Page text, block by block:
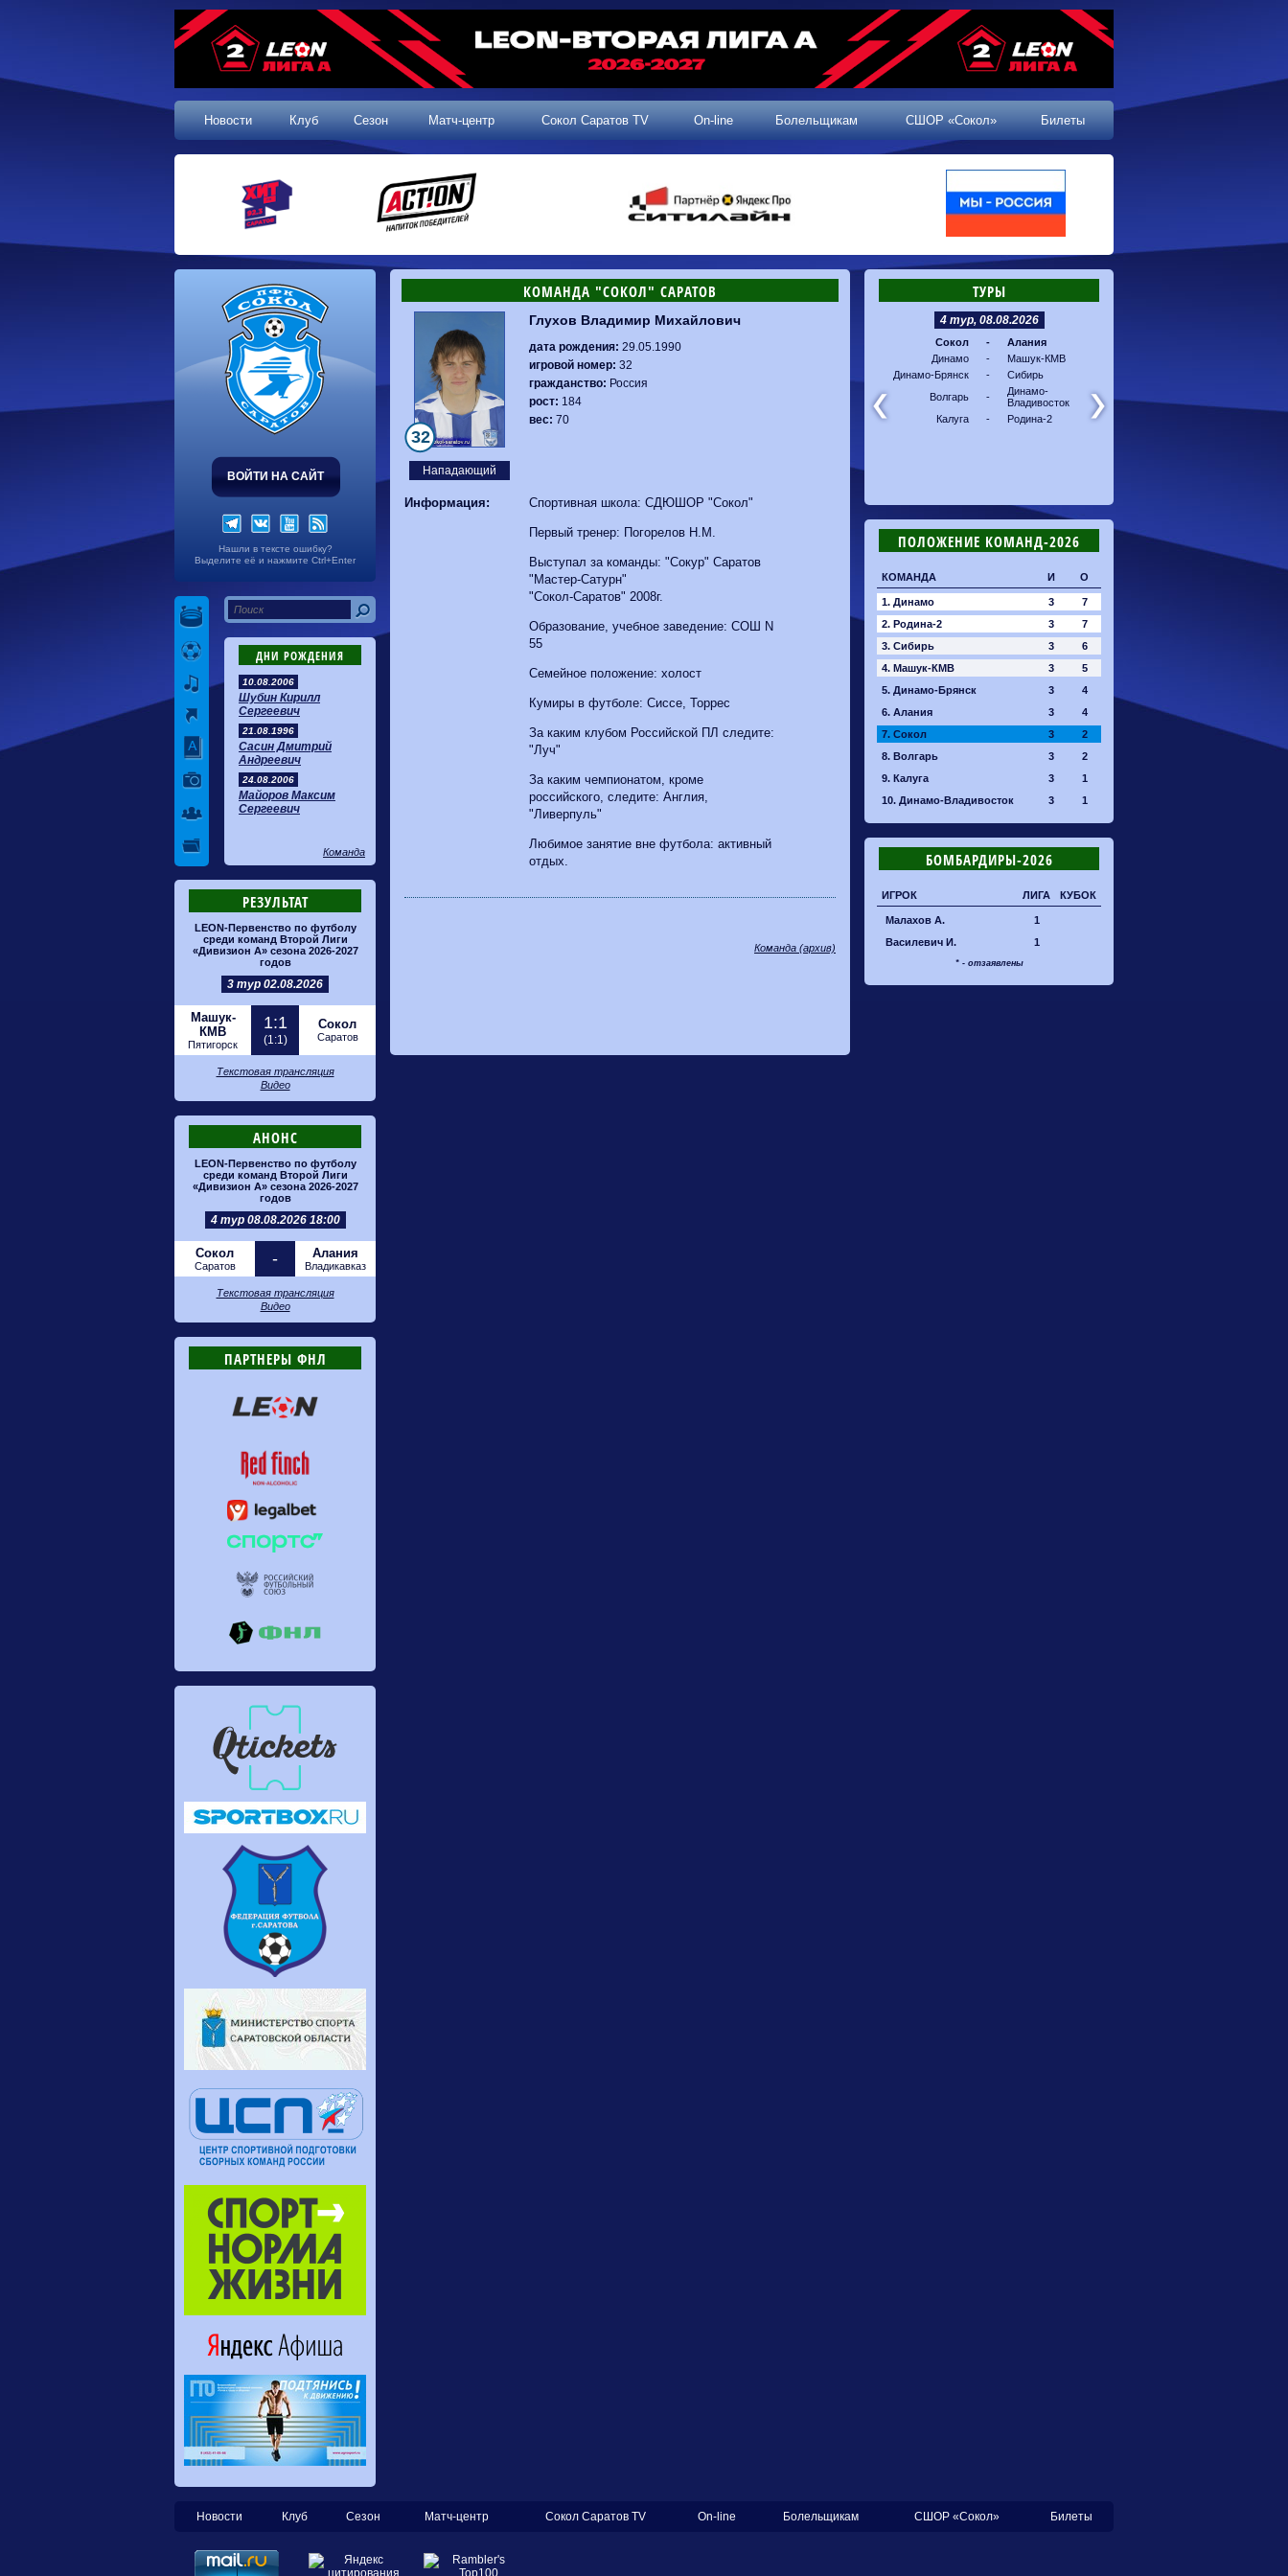
Новости Клуб Сезон Матч-центр Сокол Саратов TV On-line Болельщикам СШОР «Сокол» Билеты
ВОЙТИ НА САЙТ
Нашли в тексте ошибку?
Выделите её и нажмите Ctrl+Enter
ДНИ РОЖДЕНИЯ
10.08.2006
Шубин Кирилл
Сергеевич
21.08.1996
Сасин Дмитрий
Андреевич
24.08.2006
Майоров Максим
Сергеевич
Команда
РЕЗУЛЬТАТ
LEON-Первенство по футболу
среди команд Второй Лиги
«Дивизион А» сезона 2026-2027
годов
3 тур 02.08.2026
Машук-
КМВ
Пятигорск
1:1
(1:1)
Сокол
Саратов
Текстовая трансляция
Видео
АНОНС
LEON-Первенство по футболу
среди команд Второй Лиги
«Дивизион А» сезона 2026-2027
годов
4 тур 08.08.2026 18:00
Сокол
Саратов - Алания
Владикавказ
Текстовая трансляция
Видео
ПАРТНЕРЫ ФНЛ
КОМАНДА "СОКОЛ" САРАТОВ
Нападающий
32
Глухов Владимир Михайлович
дата рождения: 29.05.1990
игровой номер: 32
гражданство: Россия
рост: 184
вес: 70
Информация: Спортивная школа: СДЮШОР "Сокол"
Первый тренер: Погорелов Н.М.
Выступал за команды: "Сокур" Саратов
"Мастер-Сатурн"
"Сокол-Саратов" 2008г.
Образование, учебное заведение: СОШ N
55
Семейное положение: холост
Кумиры в футболе: Сиссе, Торрес
За каким клубом Российской ПЛ следите:
"Луч"
За каким чемпионатом, кроме
российского, следите: Англия,
"Ливерпуль"
Любимое занятие вне футбола: активный
отдых.
Команда (архив)
ТУРЫ
1 тур, 19.07.2026
1-1
Калуга
Динамо
0-0
Волгарь
0-0
Динамо-Брянск
2-1
Алания
1-2 Сибирь
2 тур, 25.07.2026
Родина-2 0-0
Динамо-
Владивосток
2 тур, 26.07.2026
Сокол 0-1
Динамо
Динамо-Брянск
0-4
Волгарь
1-2
Калуга
0-1
3 тур, 02.08.2026 4 тур, 08.08.2026
Сокол -
Алания
Динамо
-
Машук-КМВ
Динамо-Брянск
-
Сибирь
Волгарь
-
Динамо-
Владивосток
Калуга
- Родина-2
Сибирь
ПОЛОЖЕНИЕ КОМАНД-2026
КОМАНДА И О
1. Динамо 3
7
2. Родина-2
3
7
3. Сибирь
3
6
4. Машук-КМВ
3
5
5. Динамо-Брянск
3
4
6. Алания
3
4
7. Сокол
3
2
8. Волгарь
3
2
9. Калуга
3
1
10. Динамо-Владивосток
3 1
БОМБАРДИРЫ-2026
ИГРОК ЛИГА КУБОК
Малахов А.
1
Василевич И.
1
* - отзаявлены
Новости Клуб Сезон Матч-центр Сокол Саратов TV On-line Болельщикам СШОР «Сокол» Билеты